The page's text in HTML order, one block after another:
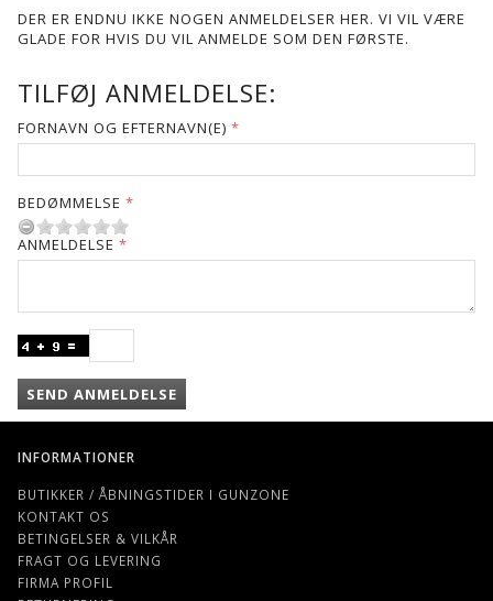
DER ER ENDNU IKKE NOGEN ANMELDELSER HER. VI VIL VÆRE
GLADE FOR HVIS DU VIL ANMELDE SOM DEN FØRSTE.
TILFØJ ANMELDELSE:
FORNAVN OG EFTERNAVN(E)
BEDØMMELSE
ANMELDELSE
SEND ANMELDELSE
INFORMATIONER
BUTIKKER / ÅBNINGSTIDER I GUNZONE
KONTAKT OS
BETINGELSER & VILKÅR
FRAGT OG LEVERING
FIRMA PROFIL